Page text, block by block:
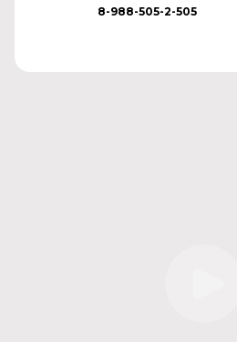
8-988-505-2-505